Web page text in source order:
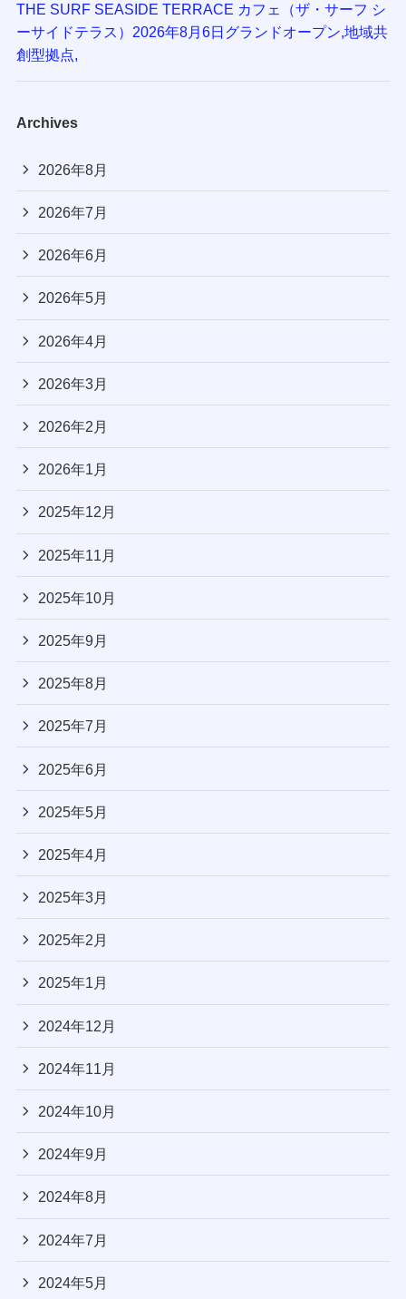
THE SURF SEASIDE TERRACE カフェ（ザ・サーフ シ
ーサイドテラス）2026年8月6日グランドオープン,地域共
創型拠点,
Archives
2026年8月
2026年7月
2026年6月
2026年5月
2026年4月
2026年3月
2026年2月
2026年1月
2025年12月
2025年11月
2025年10月
2025年9月
2025年8月
2025年7月
2025年6月
2025年5月
2025年4月
2025年3月
2025年2月
2025年1月
2024年12月
2024年11月
2024年10月
2024年9月
2024年8月
2024年7月
2024年5月